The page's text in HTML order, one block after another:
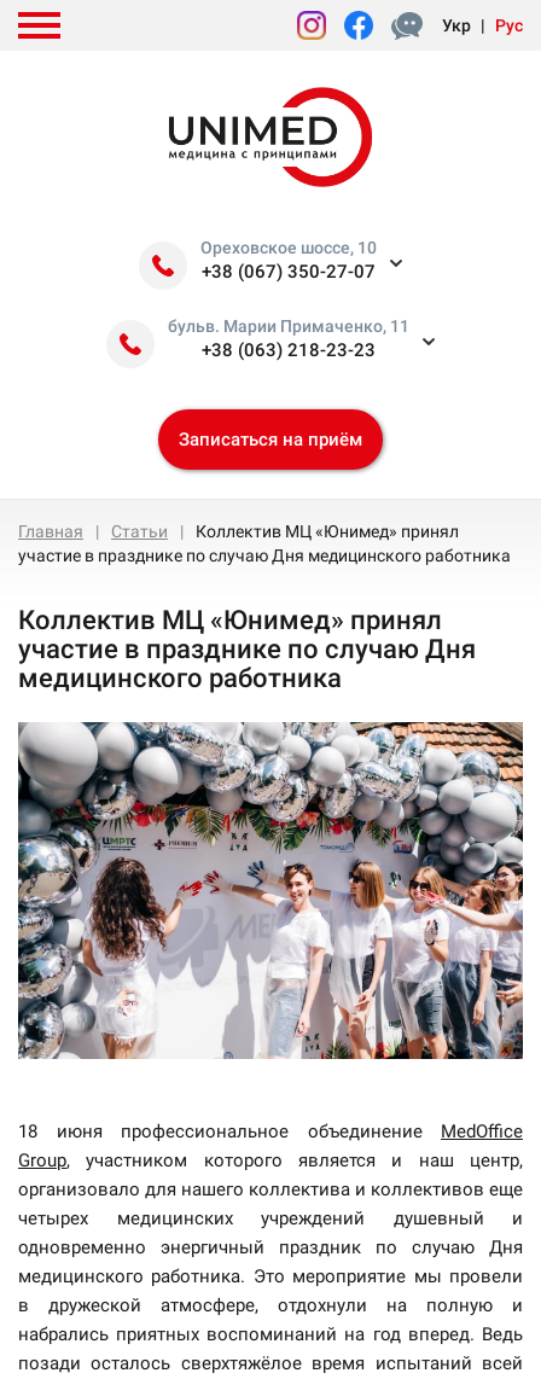
Укр | Рус
Ореховское шоссе, 10
+38 (067) 350-27-07
бульв. Марии Примаченко, 11
+38 (063) 218-23-23
Записаться на приём
Главная Статьи
Коллектив МЦ «Юнимед» принял
участие в празднике по случаю Дня медицинского работника
Коллектив МЦ «Юнимед» принял
участие в празднике по случаю Дня
медицинского работника
18 июня профессиональное объединение MedOffice
Group, участником которого является и наш центр,
организовало для нашего коллектива и коллективов еще
четырех медицинских учреждений душевный и
одновременно энергичный праздник по случаю Дня
медицинского работника. Это мероприятие мы провели
в дружеской атмосфере, отдохнули на полную и
набрались приятных воспоминаний на год вперед. Ведь
позади осталось сверхтяжёлое время испытаний всей